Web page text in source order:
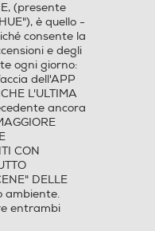
(presente
è quello -
consente la
e degli
ogni giorno:
dell'APP
L'ULTIMA
ancora
CON
DELLE
ambiente.
entrambi